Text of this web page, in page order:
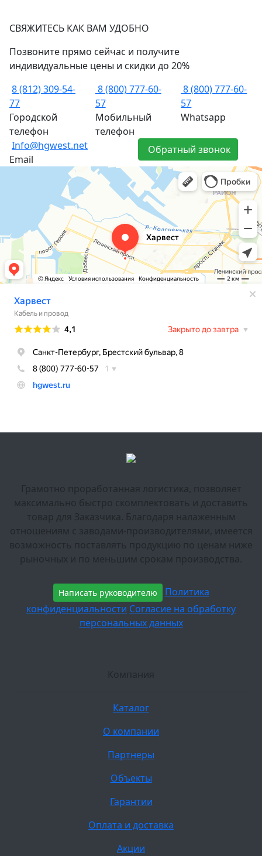
СВЯЖИТЕСЬ КАК ВАМ УДОБНО
Позвоните прямо сейчас и получите
индивидуальные цены и скидки до 20%
8 (812) 309-54-
77
Городской
телефон
8 (800) 777-60-
57
Мобильный
телефон
8 (800) 777-60-
57
Whatsapp
Info@hgwest.net
Email
Обратный звонок
Грамотно проработанная логистика, позволяет
максимально быстро скомплектовать и доставить
товар для Заказчика. Благодаря налаженным
отношениям с заводами-производителями, имеется
возможность поставлять продукцию по ценам ниже
рыночных и по меньшим срокам производства.
Написать руководителю
Политика
конфиденциальности Согласие на обработку
персональных данных
Компания
Каталог
О компании
Партнеры
Объекты
Гарантии
Оплата и доставка
Акции